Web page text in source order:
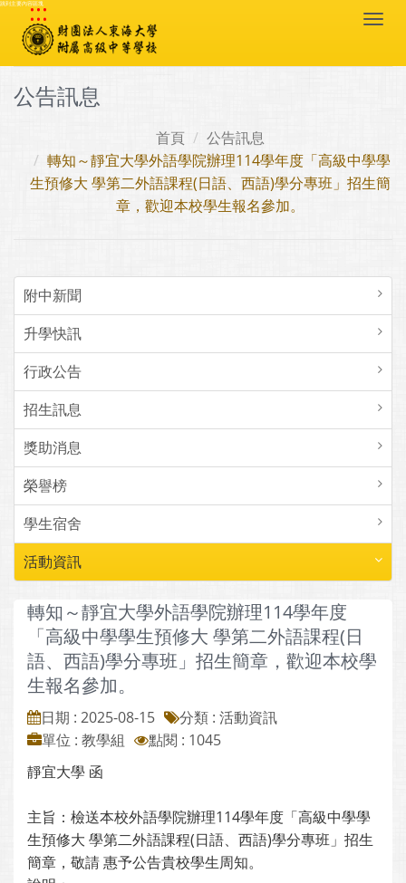
跳到主要內容區塊
:::
公告訊息
首頁
公告訊息
轉知～靜宜大學外語學院辦理114學年度「高級中學學
生預修大 學第二外語課程(日語、西語)學分專班」招生簡
章，歡迎本校學生報名參加。
附中新聞
升學快訊
行政公告
招生訊息
獎助消息
榮譽榜
學生宿舍
活動資訊
轉知～靜宜大學外語學院辦理114學年度
「高級中學學生預修大 學第二外語課程(日
語、西語)學分專班」招生簡章，歡迎本校學
生報名參加。
日期 : 2025-08-15
分類 : 活動資訊
單位 : 教學組
點閱 : 1045
靜宜大學 函
主旨：檢送本校外語學院辦理114學年度「高級中學學
生預修大 學第二外語課程(日語、西語)學分專班」招生
簡章，敬請 惠予公告貴校學生周知。